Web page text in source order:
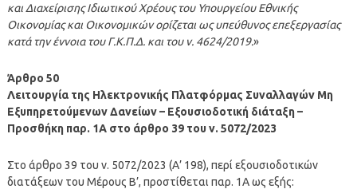
και Διαχείρισης Ιδιωτικού Χρέους του Υπουργείου Εθνικής
Οικονομίας και Οικονομικών ορίζεται ως υπεύθυνος επεξεργασίας
κατά την έννοια του Γ.Κ.Π.Δ. και του ν. 4624/2019.»
Άρθρο 50
Λειτουργία της Ηλεκτρονικής Πλατφόρμας Συναλλαγών Μη
Εξυπηρετούμενων Δανείων – Εξουσιοδοτική διάταξη –
Προσθήκη παρ. 1Α στο άρθρο 39 του ν. 5072/2023
Στο άρθρο 39 του ν. 5072/2023 (Α’ 198), περί εξουσιοδοτικών
διατάξεων του Μέρους Β’, προστίθεται παρ. 1Α ως εξής: